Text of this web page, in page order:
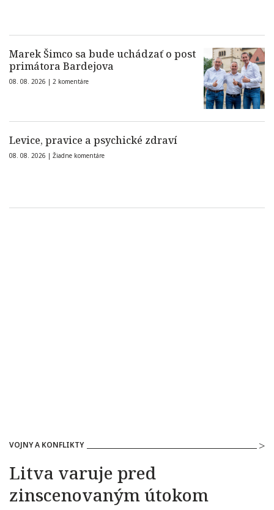
Marek Šimco sa bude uchádzať o post
primátora Bardejova
08. 08. 2026 | 2 komentáre
Levice, pravice a psychické zdraví
08. 08. 2026 | Žiadne komentáre
VOJNY A KONFLIKTY
Litva varuje pred
zinscenovaným útokom